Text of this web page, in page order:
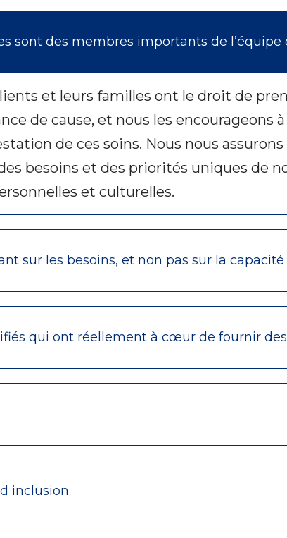
sont des membres importants de l’équipe
et leurs familles ont le droit de
de cause, et nous les encourageons
de ces soins. Nous nous
besoins et des priorités uniques de
et culturelles.
sur les besoins, et non pas sur la capacité
qui ont réellement à cœur de fournir
inclusion